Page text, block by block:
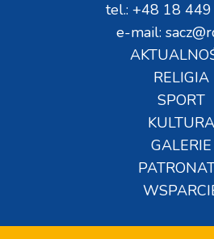
tel.: +48 18
e-mail:
RELIGIA
SPORT
KULTURA
GALERIE